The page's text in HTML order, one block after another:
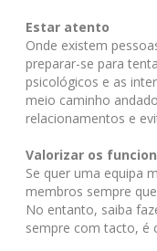
Estar atento
Onde existem
preparar-se para
psicológicos e as
meio caminho
relacionamentos e
Valorizar os
Se quer uma equipa
membros sempre
No entanto, saiba
sempre com tacto, é